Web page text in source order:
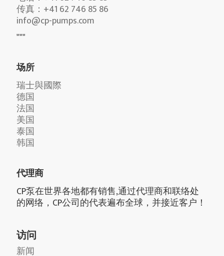
传真：+41 62 746 85 86
info@cp-pumps.com
"""
场所
瑞士與國際
德国
法国
美国
泰国
韩国
代理商
CP泵在世界各地都有销售,通过代理商和联络处
的网络，CP公司的代表遍布全球，并接近客户！
访问
新闻